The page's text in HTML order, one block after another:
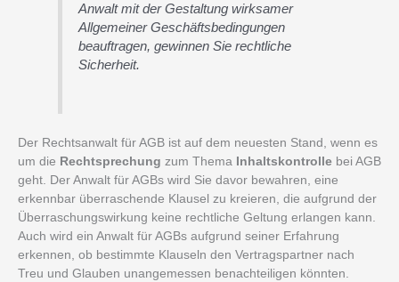
Anwalt mit der Gestaltung wirksamer
Allgemeiner Geschäftsbedingungen
beauftragen, gewinnen Sie rechtliche
Sicherheit.
Der Rechtsanwalt für AGB ist auf dem neuesten Stand, wenn es
um die Rechtsprechung zum Thema Inhaltskontrolle bei AGB
geht. Der Anwalt für AGBs wird Sie davor bewahren, eine
erkennbar überraschende Klausel zu kreieren, die aufgrund der
Überraschungswirkung keine rechtliche Geltung erlangen kann.
Auch wird ein Anwalt für AGBs aufgrund seiner Erfahrung
erkennen, ob bestimmte Klauseln den Vertragspartner nach
Treu und Glauben unangemessen benachteiligen könnten.